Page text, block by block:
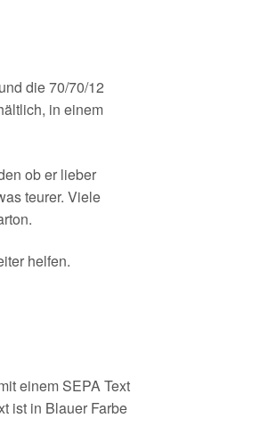
die 70/70/12
in einem
ob er lieber
teurer. Viele
helfen.
einem SEPA Text
ist in Blauer Farbe